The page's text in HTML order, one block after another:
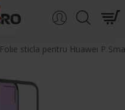
Folie sticla pentru Huawei P